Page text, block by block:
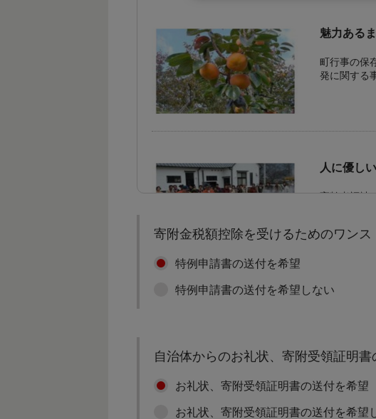
魅力ある
町行事の保存・継承に関する事業 本
発に関する事業 町内の観光資源を体系化して整備する事業に使用します。 新産
人に優し
高齢者福祉の向上に関する事業 高齢者
使用します。 歴史的・文化的史跡の保全に関する事業 世界遺産登録により、一層必要と
寄附金税額控除を受けるためのワン
特例申請書の送付を希望
特例申請書の送付を希望しない
自治体からのお礼状、寄附受領証明
お礼状、寄附受領証明書の送付を希望
お礼状、寄附受領証明書の送付を希望